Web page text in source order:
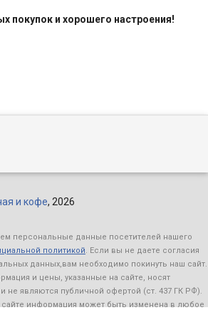
покупок и хорошего настроения!
и кофе, 2026
персональные данные посетителей нашего
политикой. Если вы не даете согласия
данных,вам необходимо покинуть наш сайт.
и цены, указанные на сайте, носят
не являются публичной офертой (ст. 437 ГК РФ).
сайте информация может быть изменена в любое